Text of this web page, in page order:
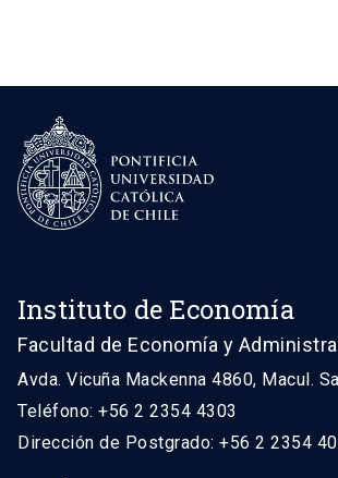
Instituto de Economía
Facultad de Economía y
Avda. Vicuña Mackenna 4860, Macul.
Teléfono: +56 2 2354 4303
Dirección de Postgrado: +56 2 2354